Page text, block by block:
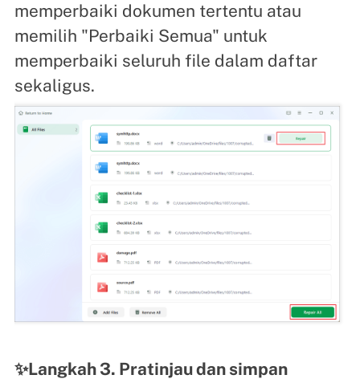
memperbaiki dokumen tertentu atau
memilih "Perbaiki Semua" untuk
memperbaiki seluruh file dalam daftar
sekaligus.
✨Langkah 3. Pratinjau dan simpan